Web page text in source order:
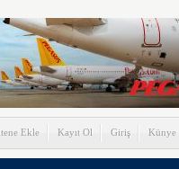
Ekle Kayıt Ol Giriş Künye